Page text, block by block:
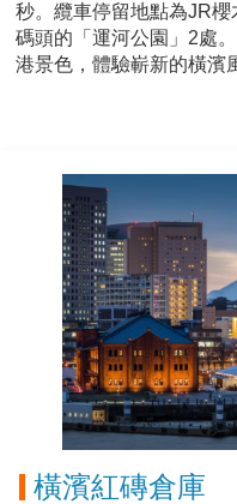
秒。纜車停留地點為JR
碼頭的「運河公園」2處
港景色，體驗嶄新的橫濱
橫濱紅磚倉庫